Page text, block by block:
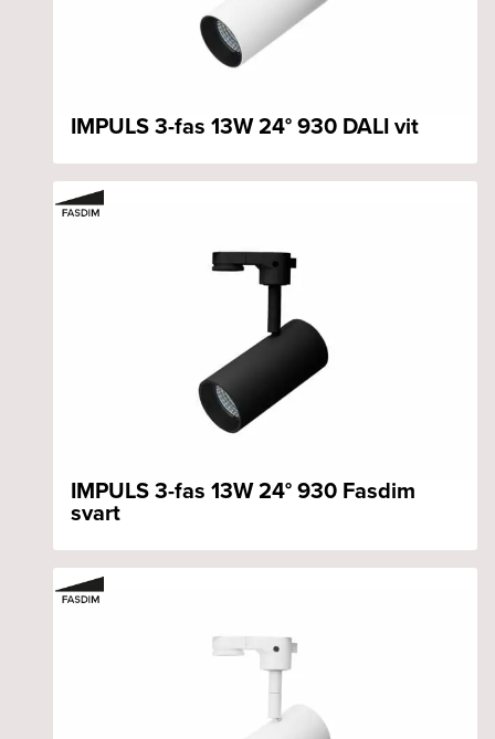
IMPULS 3-fas 13W 24° 930 DALI vit
IMPULS 3-fas 13W 24° 930 Fasdim
svart